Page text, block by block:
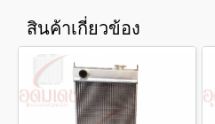
สินค้าเกี่ยวข้อง